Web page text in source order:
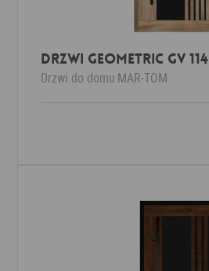
Drzwi Geometric GV 114
Drzwi do domu MAR-TOM